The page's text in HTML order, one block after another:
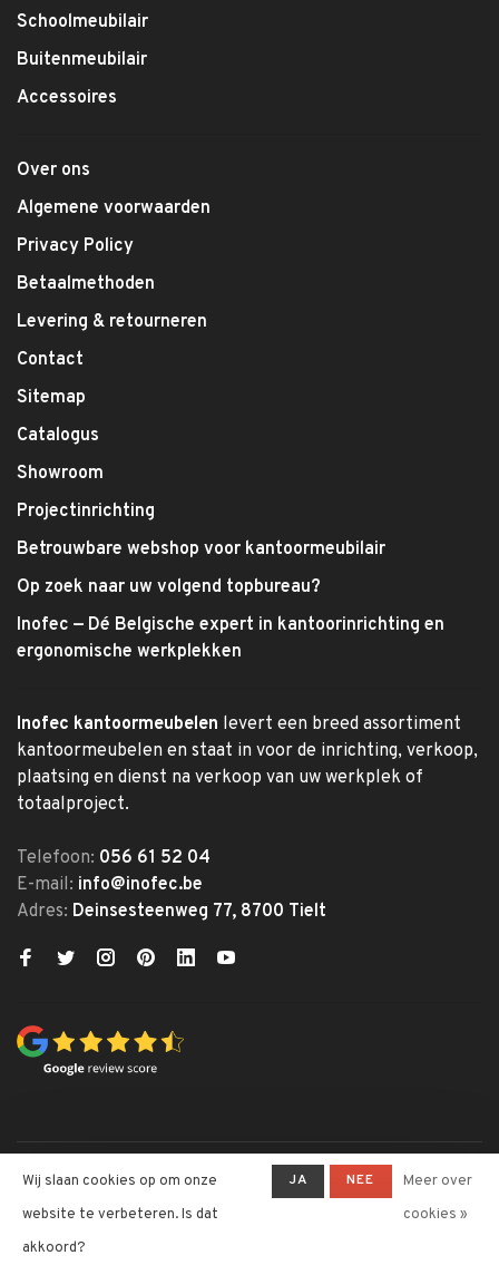
Schoolmeubilair
Buitenmeubilair
Accessoires
Over ons
Algemene voorwaarden
Privacy Policy
Betaalmethoden
Levering & retourneren
Contact
Sitemap
Catalogus
Showroom
Projectinrichting
Betrouwbare webshop voor kantoormeubilair
Op zoek naar uw volgend topbureau?
Inofec — Dé Belgische expert in kantoorinrichting en
ergonomische werkplekken
Inofec kantoormeubelen levert een breed assortiment
kantoormeubelen en staat in voor de inrichting, verkoop,
plaatsing en dienst na verkoop van uw werkplek of
totaalproject.
Telefoon: 056 61 52 04
E-mail: info@inofec.be
Adres: Deinsesteenweg 77, 8700 Tielt
© Copyright 2026 Inofec
-Inofec Kantoormeubelen krijgt
4,6/ op een totaal van
Wij slaan cookies op om onze
website te verbeteren. Is dat
akkoord?
JA NEE
Meer over
cookies »